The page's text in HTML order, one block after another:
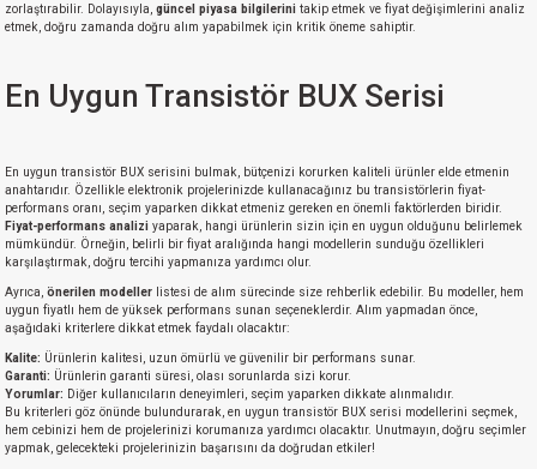
zorlaştırabilir. Dolayısıyla, güncel piyasa bilgilerini takip etmek ve fiyat değişimlerini analiz
etmek, doğru zamanda doğru alım yapabilmek için kritik öneme sahiptir.
En Uygun Transistör BUX Serisi
En uygun transistör BUX serisini bulmak, bütçenizi korurken kaliteli ürünler elde etmenin
anahtarıdır. Özellikle elektronik projelerinizde kullanacağınız bu transistörlerin fiyat-
performans oranı, seçim yaparken dikkat etmeniz gereken en önemli faktörlerden biridir.
Fiyat-performans analizi yaparak, hangi ürünlerin sizin için en uygun olduğunu belirlemek
mümkündür. Örneğin, belirli bir fiyat aralığında hangi modellerin sunduğu özellikleri
karşılaştırmak, doğru tercihi yapmanıza yardımcı olur.
Ayrıca, önerilen modeller listesi de alım sürecinde size rehberlik edebilir. Bu modeller, hem
uygun fiyatlı hem de yüksek performans sunan seçeneklerdir. Alım yapmadan önce,
aşağıdaki kriterlere dikkat etmek faydalı olacaktır:
Kalite: Ürünlerin kalitesi, uzun ömürlü ve güvenilir bir performans sunar.
Garanti: Ürünlerin garanti süresi, olası sorunlarda sizi korur.
Yorumlar: Diğer kullanıcıların deneyimleri, seçim yaparken dikkate alınmalıdır.
Bu kriterleri göz önünde bulundurarak, en uygun transistör BUX serisi modellerini seçmek,
hem cebinizi hem de projelerinizi korumanıza yardımcı olacaktır. Unutmayın, doğru seçimler
yapmak, gelecekteki projelerinizin başarısını da doğrudan etkiler!